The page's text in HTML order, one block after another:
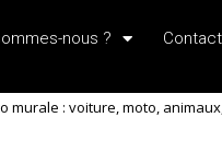
nous ? Contact
murale : voiture, moto,